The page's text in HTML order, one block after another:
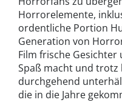
Horrorelemente,
ordentliche Portion
Generation von
Film frische
Spaß macht und trotz
durchgehend
die in die Jahre